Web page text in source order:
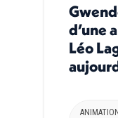
d’une
Léo